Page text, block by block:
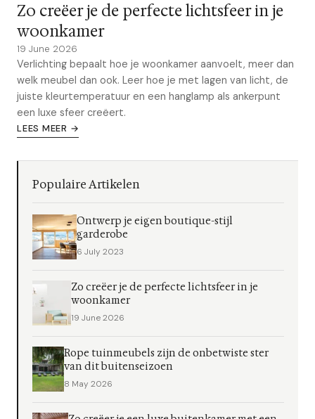
Zo creëer je de perfecte lichtsfeer in je
woonkamer
19 June 2026
Verlichting bepaalt hoe je woonkamer aanvoelt, meer dan
welk meubel dan ook. Leer hoe je met lagen van licht, de
juiste kleurtemperatuur en een hanglamp als ankerpunt
een luxe sfeer creëert.
LEES MEER →
Populaire Artikelen
Ontwerp je eigen boutique-stijl
garderobe
6 July 2023
Zo creëer je de perfecte lichtsfeer in je
woonkamer
19 June 2026
Rope tuinmeubels zijn de onbetwiste ster
van dit buitenseizoen
8 May 2026